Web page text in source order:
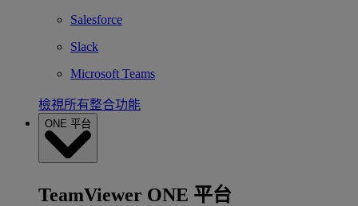
Salesforce
Slack
Microsoft Teams
檢視所有整合功能
ONE 平台
TeamViewer ONE 平台